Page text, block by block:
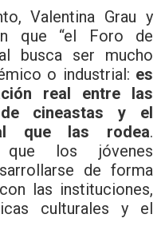
Valentina Grau y
que “el Foro de
busca ser mucho
o industrial: es
real entre las
de cineastas y el
que las rodea.
que los jóvenes
de forma
las instituciones,
culturales y el